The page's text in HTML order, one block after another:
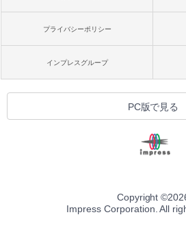
プライバシーポリシー
インプレスグループ
PC版で見る
Copyright ©
Impress Corporation. All